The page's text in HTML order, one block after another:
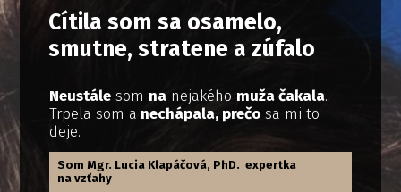
Cítila som sa osamelo,
smutne, stratene a zúfalo
Neustálesom nanejakého muža čakala.
Trpela som a nechápala, prečosa mi to
deje.
Som Mgr. Lucia Klapáčová, PhD. expertka
na vzťahy